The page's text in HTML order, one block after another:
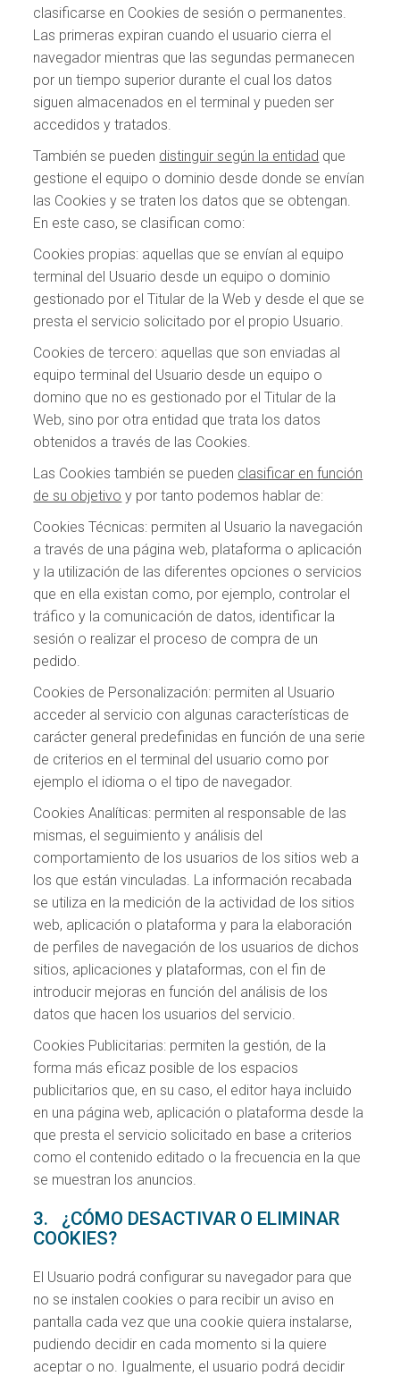
clasificarse en Cookies de sesión o permanentes.
Las primeras expiran cuando el usuario cierra el
navegador mientras que las segundas permanecen
por un tiempo superior durante el cual los datos
siguen almacenados en el terminal y pueden ser
accedidos y tratados.
También se pueden distinguir según la entidad que
gestione el equipo o dominio desde donde se envían
las Cookies y se traten los datos que se obtengan.
En este caso, se clasifican como:
Cookies propias: aquellas que se envían al equipo
terminal del Usuario desde un equipo o dominio
gestionado por el Titular de la Web y desde el que se
presta el servicio solicitado por el propio Usuario.
Cookies de tercero: aquellas que son enviadas al
equipo terminal del Usuario desde un equipo o
domino que no es gestionado por el Titular de la
Web, sino por otra entidad que trata los datos
obtenidos a través de las Cookies.
Las Cookies también se pueden clasificar en función
de su objetivo y por tanto podemos hablar de:
Cookies Técnicas: permiten al Usuario la navegación
a través de una página web, plataforma o aplicación
y la utilización de las diferentes opciones o servicios
que en ella existan como, por ejemplo, controlar el
tráfico y la comunicación de datos, identificar la
sesión o realizar el proceso de compra de un
pedido.
Cookies de Personalización: permiten al Usuario
acceder al servicio con algunas características de
carácter general predefinidas en función de una serie
de criterios en el terminal del usuario como por
ejemplo el idioma o el tipo de navegador.
Cookies Analíticas: permiten al responsable de las
mismas, el seguimiento y análisis del
comportamiento de los usuarios de los sitios web a
los que están vinculadas. La información recabada
se utiliza en la medición de la actividad de los sitios
web, aplicación o plataforma y para la elaboración
de perfiles de navegación de los usuarios de dichos
sitios, aplicaciones y plataformas, con el fin de
introducir mejoras en función del análisis de los
datos que hacen los usuarios del servicio.
Cookies Publicitarias: permiten la gestión, de la
forma más eficaz posible de los espacios
publicitarios que, en su caso, el editor haya incluido
en una página web, aplicación o plataforma desde la
que presta el servicio solicitado en base a criterios
como el contenido editado o la frecuencia en la que
se muestran los anuncios.
3. ¿CÓMO DESACTIVAR O ELIMINAR
COOKIES?
El Usuario podrá configurar su navegador para que
no se instalen cookies o para recibir un aviso en
pantalla cada vez que una cookie quiera instalarse,
pudiendo decidir en cada momento si la quiere
aceptar o no. Igualmente, el usuario podrá decidir